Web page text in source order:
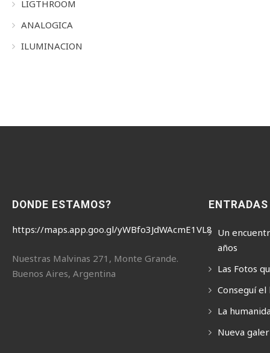
LIGTHROOM
ANALOGICA
ILUMINACION
DONDE ESTAMOS?
https://maps.app.goo.gl/yWBfo3JdWAcmE1VL8
Nuestras Malvinas 271, Monte Grande.
Buenos Aires, Argentina
Un
años
Las Fotos
Conseguí
La
Nueva